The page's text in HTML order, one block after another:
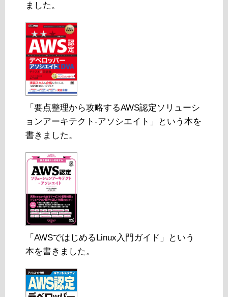
ました。
「要点整理から攻略するAWS認定ソリューシ
ョンアーキテクト-アソシエイト」という本を
書きました。
「AWSではじめるLinux入門ガイド」という
本を書きました。